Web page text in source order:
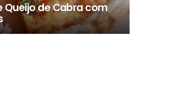
Queijo de Cabra com